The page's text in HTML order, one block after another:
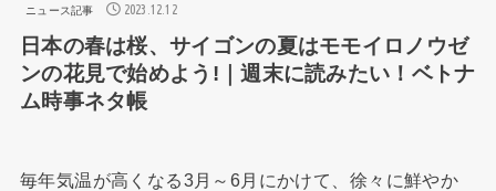
ニュース記事 2023.12.12
日本の春は桜、サイゴンの夏はモモイロノウゼ
ンの花見で始めよう!｜週末に読みたい！ベトナ
ム時事ネタ帳
毎年気温が高くなる3月～6月にかけて、徐々に鮮やか